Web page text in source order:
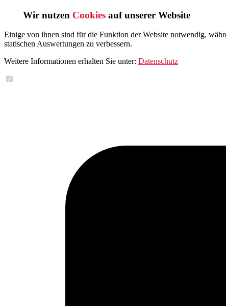
Wir nutzen Cookies auf unserer Website
Einige von ihnen sind für die Funktion der Website notwendig,
statischen Auswertungen zu verbessern.
Weitere Informationen erhalten Sie unter: Datenschutz